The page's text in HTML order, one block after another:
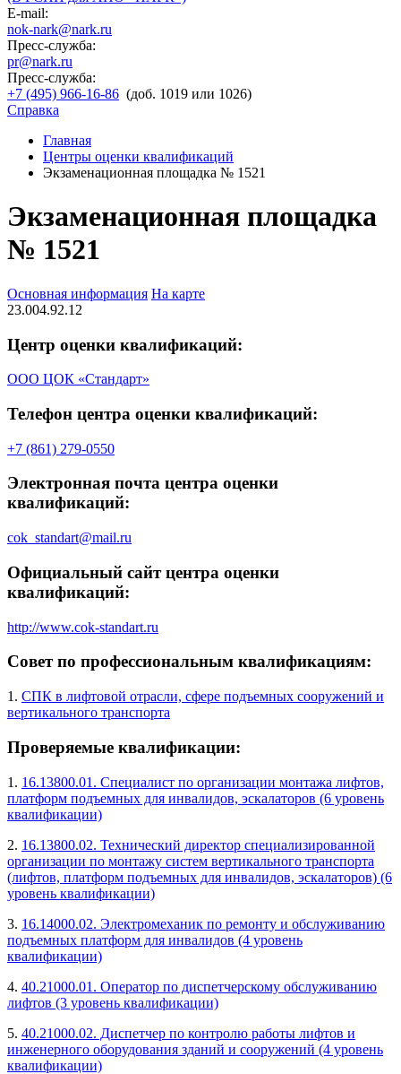
E-mail:
nok-nark@nark.ru
Пресс-служба:
pr@nark.ru
Пресс-служба:
+7 (495) 966-16-86 (доб. 1019 или 1026)
Справка
Главная
Центры оценки квалификаций
Экзаменационная площадка № 1521
Экзаменационная площадка
№ 1521
Основная информация На карте
23.004.92.12
Центр оценки квалификаций:
ООО ЦОК «Стандарт»
Телефон центра оценки квалификаций:
+7 (861) 279-0550
Электронная почта центра оценки
квалификаций:
cok_standart@mail.ru
Официальный сайт центра оценки
квалификаций:
http://www.cok-standart.ru
Совет по профессиональным квалификациям:
1. СПК в лифтовой отрасли, сфере подъемных сооружений и
вертикального транспорта
Проверяемые квалификации:
1. 16.13800.01. Специалист по организации монтажа лифтов,
платформ подъемных для инвалидов, эскалаторов (6 уровень
квалификации)
2. 16.13800.02. Технический директор специализированной
организации по монтажу систем вертикального транспорта
(лифтов, платформ подъемных для инвалидов, эскалаторов) (6
уровень квалификации)
3. 16.14000.02. Электромеханик по ремонту и обслуживанию
подъемных платформ для инвалидов (4 уровень
квалификации)
4. 40.21000.01. Оператор по диспетчерскому обслуживанию
лифтов (3 уровень квалификации)
5. 40.21000.02. Диспетчер по контролю работы лифтов и
инженерного оборудования зданий и сооружений (4 уровень
квалификации)